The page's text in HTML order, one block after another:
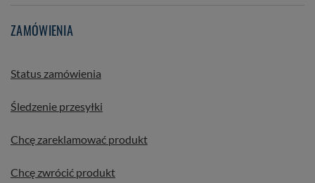
ZAMÓWIENIA
Status zamówienia
Śledzenie przesyłki
Chcę zareklamować produkt
Chcę zwrócić produkt